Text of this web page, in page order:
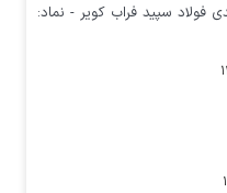
سپید فراب کویر - نماد: